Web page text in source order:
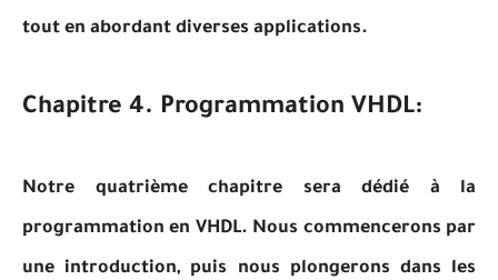
tout en abordant diverses applications.
Chapitre 4. Programmation VHDL:
Notre quatrième chapitre sera dédié à la
programmation en VHDL. Nous commencerons par
une introduction, puis nous plongerons dans les